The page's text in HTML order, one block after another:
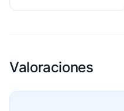
Valoraciones